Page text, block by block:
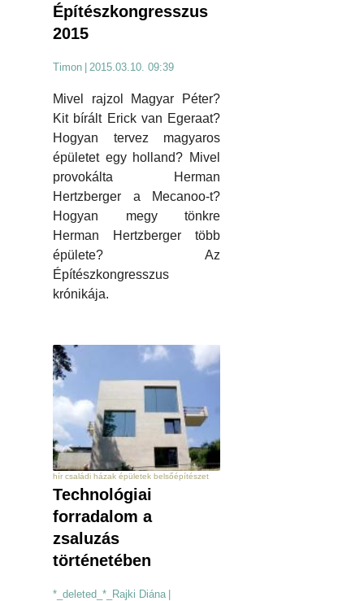
Építészkongresszus
2015
Timon 2015.03.10. 09:39
Mivel rajzol Magyar Péter?
Kit bírált Erick van Egeraat?
Hogyan tervez magyaros
épületet egy holland? Mivel
provokálta Herman
Hertzberger a Mecanoo-t?
Hogyan megy tönkre
Herman Hertzberger több
épülete? Az
Építészkongresszus
krónikája.
hír családi házak épületek belsőépítészet
Technológiai
forradalom a
zsaluzás
történetében
*_deleted_*_Rajki Diána